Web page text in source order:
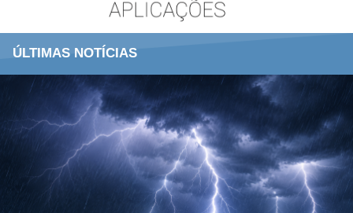
ÚLTIMAS NOTÍCIAS